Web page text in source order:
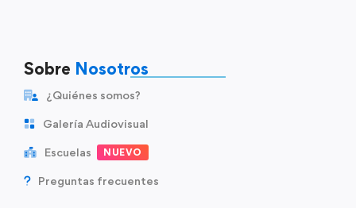
Sobre Nosotros
¿Quiénes somos?
Galería Audiovisual
Escuelas NUEVO
Preguntas frecuentes